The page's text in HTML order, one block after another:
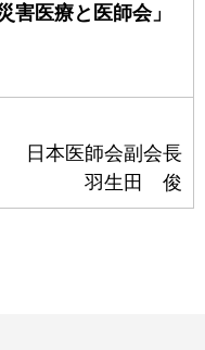
医療と医師会」
日本医師会副会長
羽生田 俊